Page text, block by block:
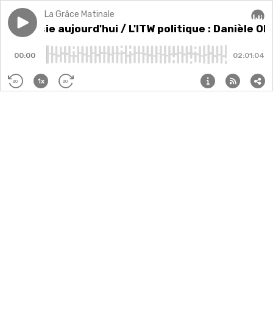
Play episodeLa poésie aujourd'hui / L'ITW politique : Danièle
La Grâce Matinale
La poésie aujourd'hui / L'ITW politique : Danièle
00:00 02:01:04
30 1x 30